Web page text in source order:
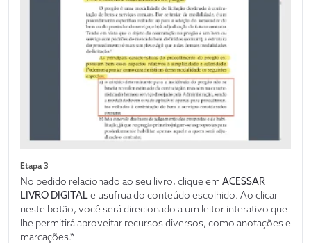
Etapa 3
No pedido relacionado ao seu livro, clique em ACESSAR
LIVRO DIGITALe usufrua do conteúdo escolhido. Ao clicar
neste botão, você será direcionado a um leitor interativo que
lhe permitirá aproveitar recursos diversos, como anotações e
marcações.*